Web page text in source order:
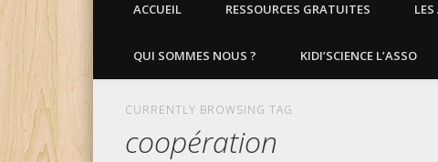
ACCUEIL RESSOURCES GRATUITES
QUI SOMMES NOUS ? KIDI’SCIENCE L’ASSO
CURRENTLY BROWSING TAG
coopération